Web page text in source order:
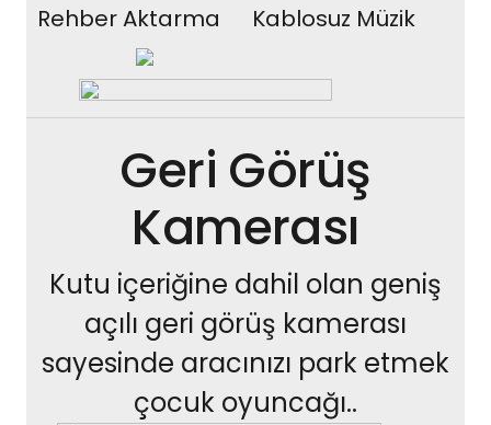
Rehber Aktarma
Kablosuz Müzik
Geri Görüş
Kamerası
Kutu içeriğine dahil olan geniş
açılı geri görüş kamerası
sayesinde aracınızı park etmek
çocuk oyuncağı..